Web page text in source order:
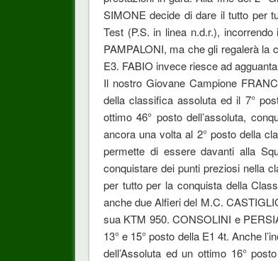
SIMONE decide di dare il tutto per
Test (P.S. in linea n.d.r.),
PAMPALONI, ma che gli regalerà la
E3. FABIO invece riesce ad
Il nostro Giovane Campione
della classifica assoluta ed il 7°
ottimo 46° posto dell’assoluta,
ancora una volta al 2° posto della
permette di essere davanti alla
conquistare dei punti preziosi nella
per tutto per la conquista della
anche due Alfieri del M.C.
sua KTM 950. CONSOLINI e
13° e 15° posto della E1 4t. Anche
dell’Assoluta ed un ottimo 16°